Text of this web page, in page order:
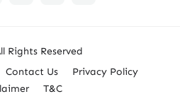
Rights Reserved
Contact Us
Privacy Policy
T&C